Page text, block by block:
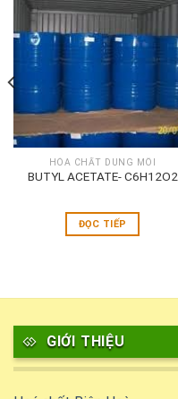
HÓA CHẤT DUNG MÔI
BUTYL ACETATE- C6H12O2
ĐỌC TIẾP
GIỚI THIỆU